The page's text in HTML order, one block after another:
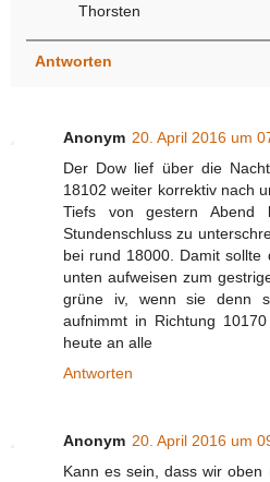
Thorsten
Antworten
Anonym 20. April 2016 um
Der Dow lief über die
18102 weiter korrektiv nach
Tiefs von gestern
Stundenschluss zu
bei rund 18000. Damit sollte
unten aufweisen zum
grüne iv, wenn sie denn
aufnimmt in Richtung
heute an alle
Antworten
Anonym 20. April 2016 um
Kann es sein, dass wir